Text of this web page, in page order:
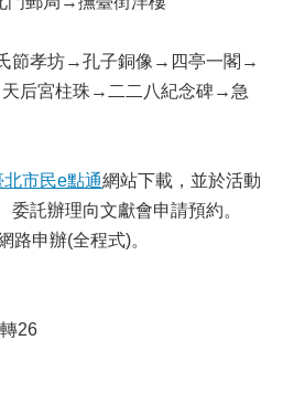
節孝坊→孔子銅像→四亭一閣→
后宮柱珠→二二八紀念碑→急
北市民e點通網站下載，並於活動
委託辦理向文獻會申請預約。
路申辦(全程式)。
26